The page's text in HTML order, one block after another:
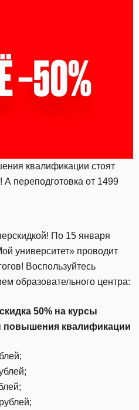
квалификации стоят
А переподготовка от 1499
По 15 января
университет» проводит
Воспользуйтесь
образовательного центра:
50% на курсы
повышения квалификации